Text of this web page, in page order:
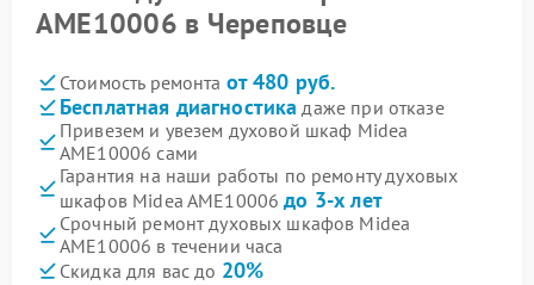
AME10006 в Череповце
Стоимость ремонта от 480 руб.
Бесплатная диагностика даже при отказе
Привезем и увезем духовой шкаф Midea
AME10006 сами
Гарантия на наши работы по ремонту духовых
шкафов Midea AME10006до 3-х лет
Срочный ремонт духовых шкафов Midea
AME10006 в течении часа
Скидка для вас до 20%